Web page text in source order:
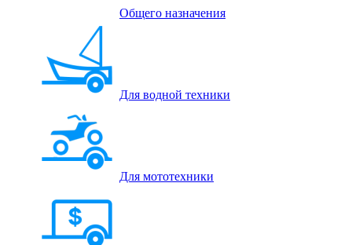
Общего назначения
Для водной техники
Для мототехники